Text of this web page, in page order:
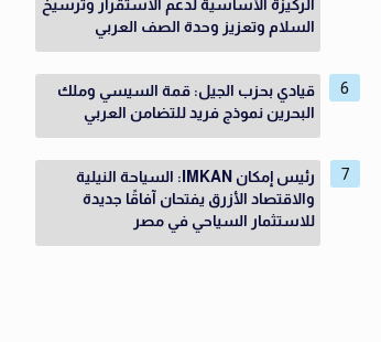
الركيزة الأساسية لدعم الاستقرار وترسيخ
السلام وتعزيز وحدة الصف العربي
قيادي بحزب الجيل: قمة السيسي وملك
البحرين نموذج فريد للتضامن العربي
رئيس إمكان IMKAN: السياحة النيلية
والاقتصاد الأزرق يفتحان آفاقًا جديدة
للاستثمار السياحي في مصر